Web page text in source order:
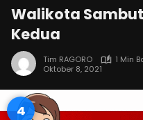
Walikota
Kedua
Tim RAGORO
1 Min
Oktober 8, 2021
3